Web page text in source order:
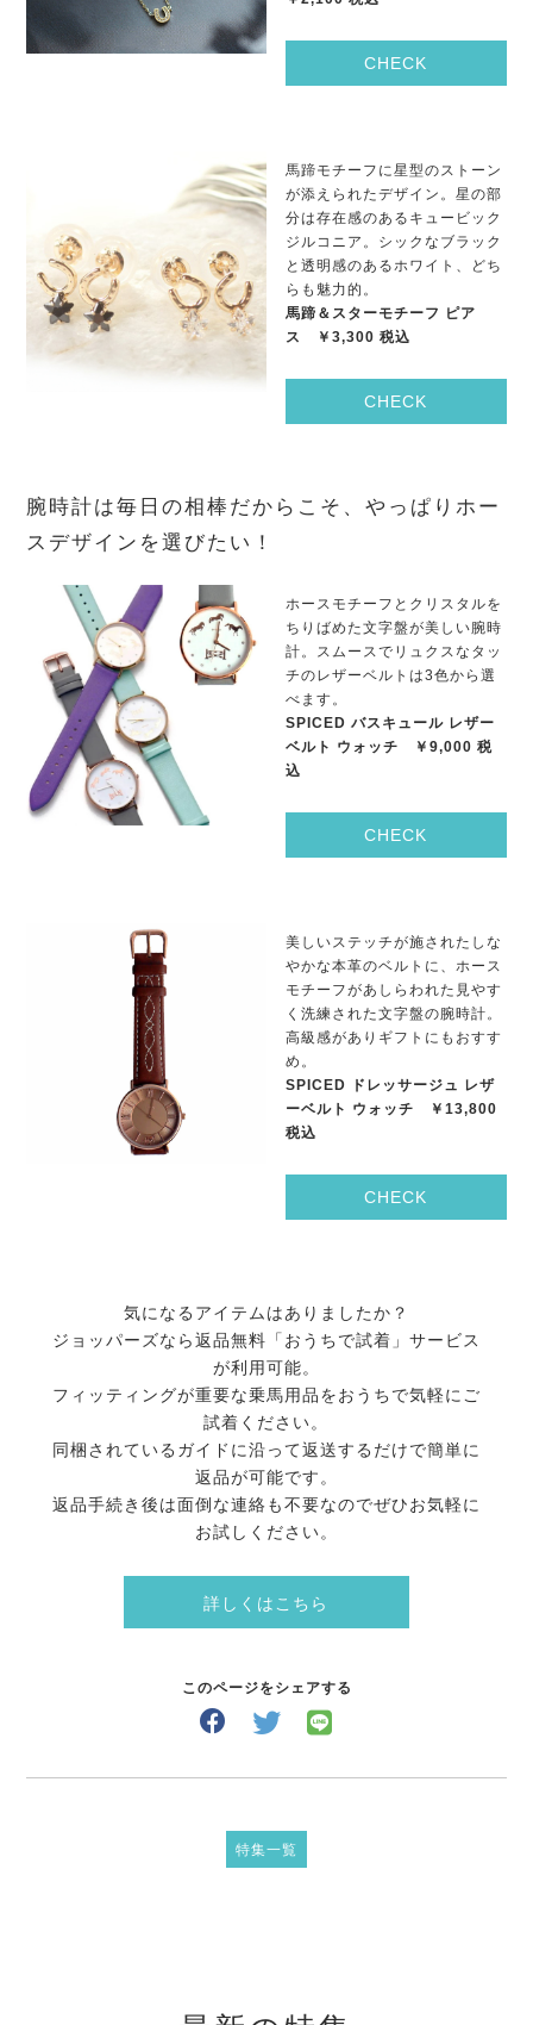
CHECK
馬蹄モチーフに星型のストーン
が添えられたデザイン。星の部
分は存在感のあるキュービック
ジルコニア。シックなブラック
と透明感のあるホワイト、どち
らも魅力的。
馬蹄＆スターモチーフ ピア
ス ￥3,300 税込
CHECK
腕時計は毎日の相棒だからこそ、やっぱりホー
スデザインを選びたい！
ホースモチーフとクリスタルを
ちりばめた文字盤が美しい腕時
計。スムースでリュクスなタッ
チのレザーベルトは3色から選
べます。
SPICED バスキュール レザー
ベルト ウォッチ ￥9,000 税
込
CHECK
美しいステッチが施されたしな
やかな本革のベルトに、ホース
モチーフがあしらわれた見やす
く洗練された文字盤の腕時計。
高級感がありギフトにもおすす
め。
SPICED ドレッサージュ レザ
ーベルト ウォッチ ￥13,800
税込
CHECK
気になるアイテムはありましたか？
ジョッパーズなら返品無料「おうちで試着」サービス
が利用可能。
フィッティングが重要な乗馬用品をおうちで気軽にご
試着ください。
同梱されているガイドに沿って返送するだけで簡単に
返品が可能です。
返品手続き後は面倒な連絡も不要なのでぜひお気軽に
お試しください。
詳しくはこちら
このページをシェアする
特集一覧